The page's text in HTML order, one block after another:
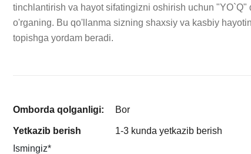
tinchlantirish va hayot sifatingizni oshirish uchun "YO`Q"
o'rganing. Bu qo'llanma sizning shaxsiy va kasbiy
topishga yordam beradi.
Omborda qolganligi: Bor
Yetkazib berish
1-3 kunda yetkazib berish
Ismingiz*